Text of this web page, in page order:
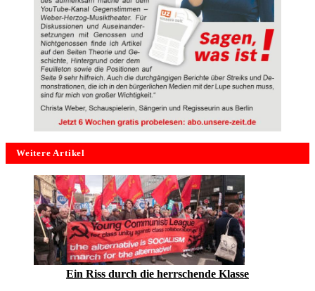
Weitere Artikel
Ein Riss durch die herrschende Klasse